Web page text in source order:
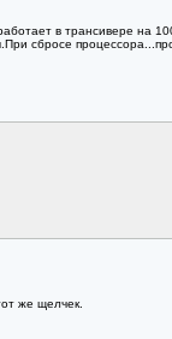
в трансивере на
сбросе
же щелчек.